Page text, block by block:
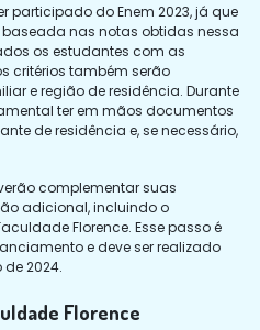
participado do Enem 2023, já que
nas notas obtidas nessa
os estudantes com as
critérios também serão
e região de residência. Durante
ter em mãos documentos
de residência e, se necessário,
complementar suas
adicional, incluindo o
Florence. Esse passo é
e deve ser realizado
de 2024.
Florence